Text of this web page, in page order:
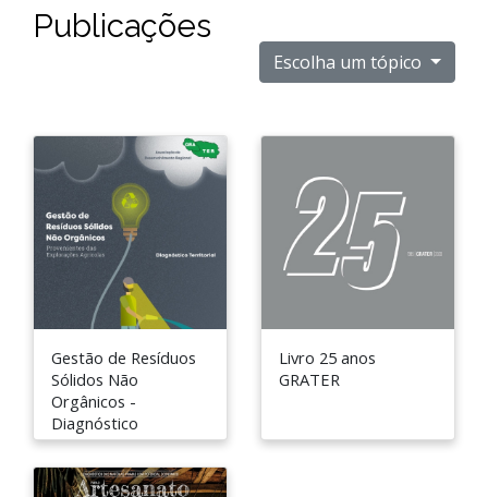
Publicações
Escolha um tópico
Gestão de Resíduos
Sólidos Não
Orgânicos -
Diagnóstico
Territorial
Livro 25 anos
GRATER